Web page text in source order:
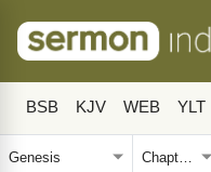
BSB KJV WEB YLT